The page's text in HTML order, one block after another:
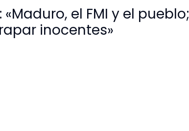
el FMI y el pueblo;
inocentes»